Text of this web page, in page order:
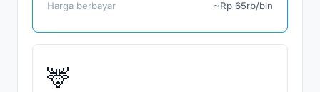
Harga berbayar ~Rp 65rb/bln
🦌